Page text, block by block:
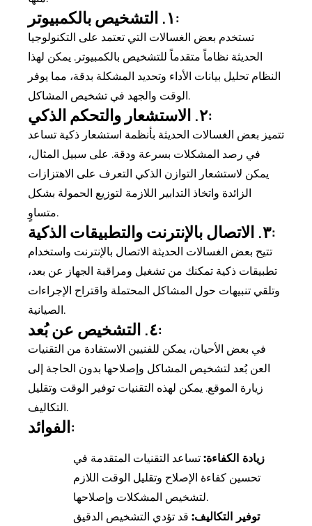
١. التشخيص بالكمبيوتر:
تستخدم بعض الغسالات التي تعتمد على التكنولوجيا
الحديثة نظاماً متقدماً للتشخيص بالكمبيوتر. يمكن لهذا
النظام تحليل بيانات الأداء وتحديد المشكلة بدقة، مما يوفر
الوقت والجهد في تشخيص المشاكل.
٢. الاستشعار والتحكم الذكي:
تتميز بعض الغسالات الحديثة بأنظمة استشعار ذكية تساعد
في رصد المشكلات بسرعة ودقة. على سبيل المثال،
يمكن لاستشعار التوازن الذكي التعرف على الاهتزازات
الزائدة واتخاذ التدابير اللازمة لتوزيع الحمولة بشكل
متساوٍ.
٣. الاتصال بالإنترنت والتطبيقات الذكية:
تتيح بعض الغسالات الحديثة الاتصال بالإنترنت واستخدام
تطبيقات ذكية تمكنك من تشغيل ومراقبة الجهاز عن بعد،
وتلقي تنبيهات حول المشاكل المحتملة واقتراح الإجراءات
الصيانية.
٤. التشخيص عن بُعد:
في بعض الأحيان، يمكن للفنيين الاستفادة من التقنيات
العن بُعد لتشخيص المشاكل وإصلاحها بدون الحاجة إلى
زيارة الموقع. يمكن لهذه التقنيات توفير الوقت وتقليل
التكاليف.
الفوائد:
زيادة الكفاءة: تساعد التقنيات المتقدمة في
تحسين كفاءة الإصلاح وتقليل الوقت اللازم
لتشخيص المشكلات وإصلاحها.
توفير التكاليف: قد تؤدي التشخيص الدقيق